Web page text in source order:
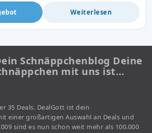
Weiterlesen
Schnäppchenblog Deine
mit uns ist…
35 Deals. DealGott ist dein
einer großartigen Auswahl an Deals und
sind es nun schon weit mehr als 100.000